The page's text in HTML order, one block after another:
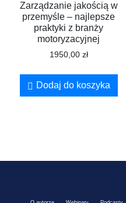
Zarządzanie jakością w
przemyśle – najlepsze
praktyki z branży
motoryzacyjnej
1950,00 zł
Dodaj do koszyka